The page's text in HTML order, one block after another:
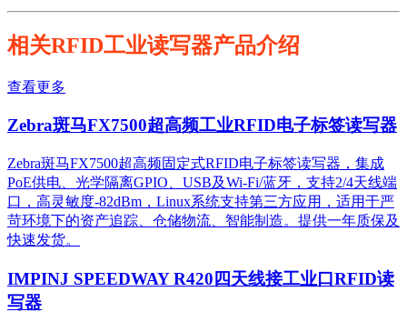
相关RFID工业读写器产品介绍
查看更多
Zebra斑马FX7500超高频工业RFID电子标签读写器
Zebra斑马FX7500超高频固定式RFID电子标签读写器，集成
PoE供电、光学隔离GPIO、USB及Wi-Fi/蓝牙，支持2/4天线端
口，高灵敏度-82dBm，Linux系统支持第三方应用，适用于严
苛环境下的资产追踪、仓储物流、智能制造。提供一年质保及
快速发货。
IMPINJ SPEEDWAY R420四天线接工业口RFID读
写器